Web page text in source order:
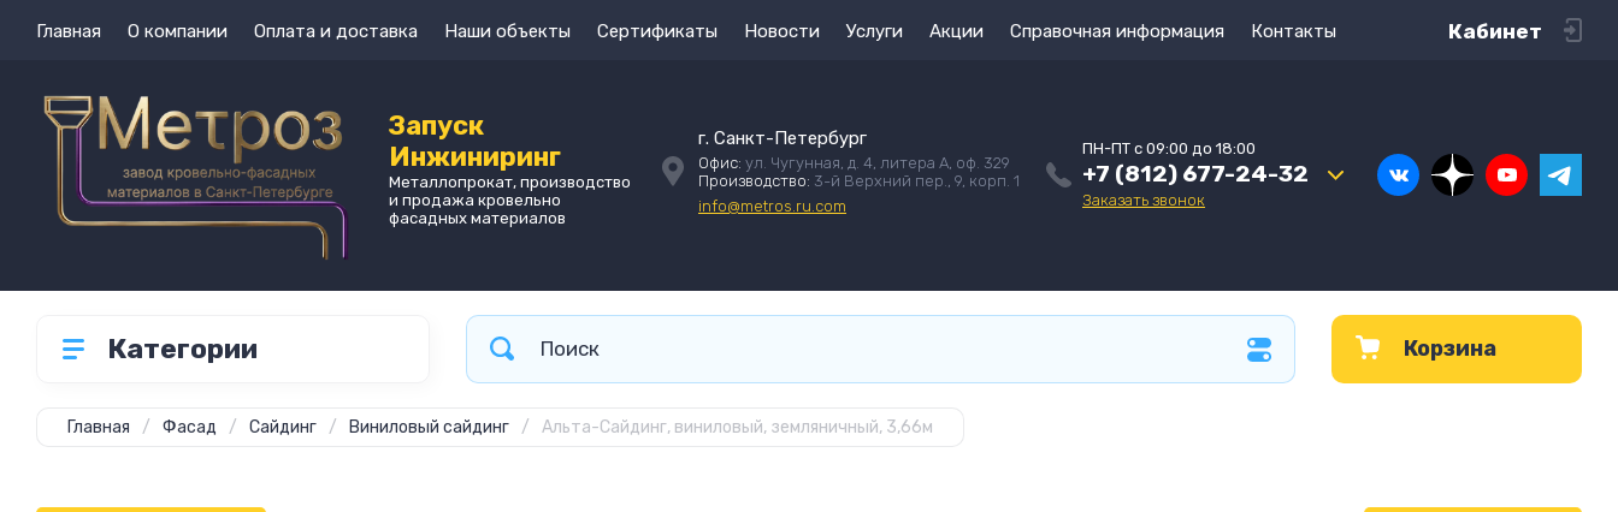
Главная О компании Оплата и доставка Наши объекты Сертификаты Новости Услуги Акции Справочная информация Контакты Кабинет
Запуск
Инжиниринг
Металлопрокат, производство
и продажа кровельно
фасадных материалов
г. Санкт-Петербург
Офис: ул. Чугунная, д. 4, литера А, оф. 329
Производство: 3-й Верхний пер., 9, корп. 1
info@metros.ru.com
ПН-ПТ с 09:00 до 18:00
+7 (812) 677-24-32
Заказать звонок
Категории Корзина
Главная / Фасад / Сайдинг / Виниловый сайдинг / Альта-Сайдинг, виниловый, земляничный, 3,66м